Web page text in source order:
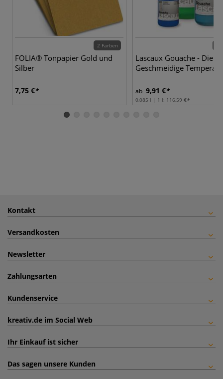
2 Farben
FOLIA® Tonpapier Gold und
Silber
7,75 €
Lascaux Gouache - Die
Geschmeidige
ab 9,91 €
0,085 l | 1 l: 116,59 €
Kontakt
Versandkosten
Newsletter
Zahlungsarten
Kundenservice
kreativ.de im Social Web
Ihr Einkauf ist sicher
Das sagen unsere Kunden